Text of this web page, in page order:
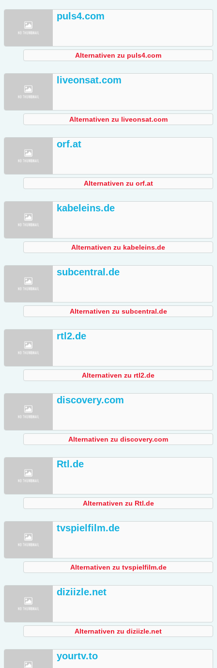
puls4.com
Alternativen zu puls4.com
liveonsat.com
Alternativen zu liveonsat.com
orf.at
Alternativen zu orf.at
kabeleins.de
Alternativen zu kabeleins.de
subcentral.de
Alternativen zu subcentral.de
rtl2.de
Alternativen zu rtl2.de
discovery.com
Alternativen zu discovery.com
Rtl.de
Alternativen zu Rtl.de
tvspielfilm.de
Alternativen zu tvspielfilm.de
diziizle.net
Alternativen zu diziizle.net
yourtv.to